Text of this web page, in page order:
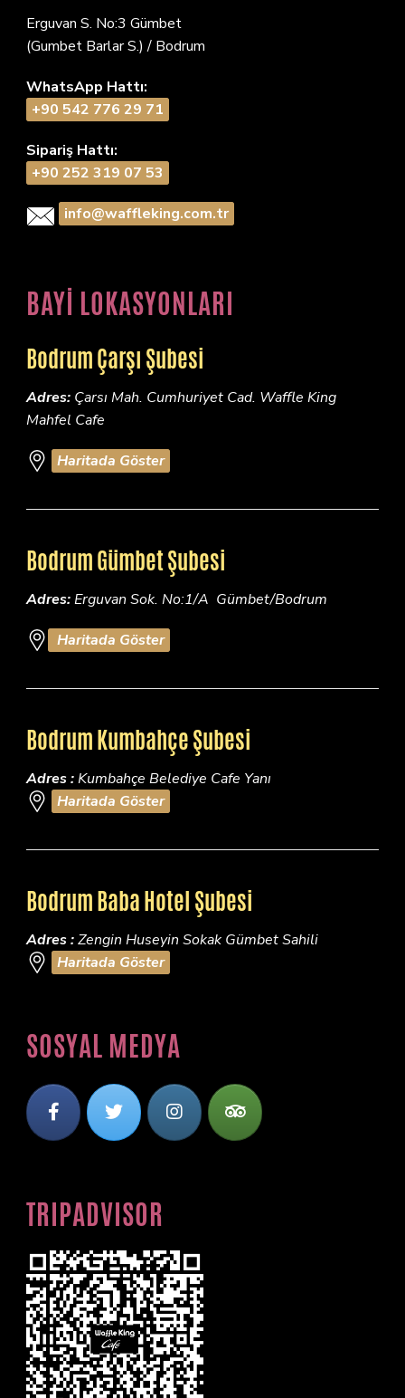
Erguvan S. No:3 Gümbet
(Gumbet Barlar S.) / Bodrum
WhatsApp Hattı:
+90 542 776 29 71
Sipariş Hattı:
+90 252 319 07 53
info@waffleking.com.tr
BAYİ LOKASYONLARI
Bodrum Çarşı Şubesi
Adres: Çarsı Mah. Cumhuriyet Cad. Waffle King
Mahfel Cafe
Haritada Göster
Bodrum Gümbet Şubesi
Adres:Erguvan Sok. No:1/A Gümbet/Bodrum
Haritada Göster
Bodrum Kumbahçe Şubesi
Adres :Kumbahçe Belediye Cafe Yanı
Haritada Göster
Bodrum Baba Hotel Şubesi
Adres :Zengin Huseyin Sokak Gümbet Sahili
Haritada Göster
SOSYAL MEDYA
TRIPADVISOR